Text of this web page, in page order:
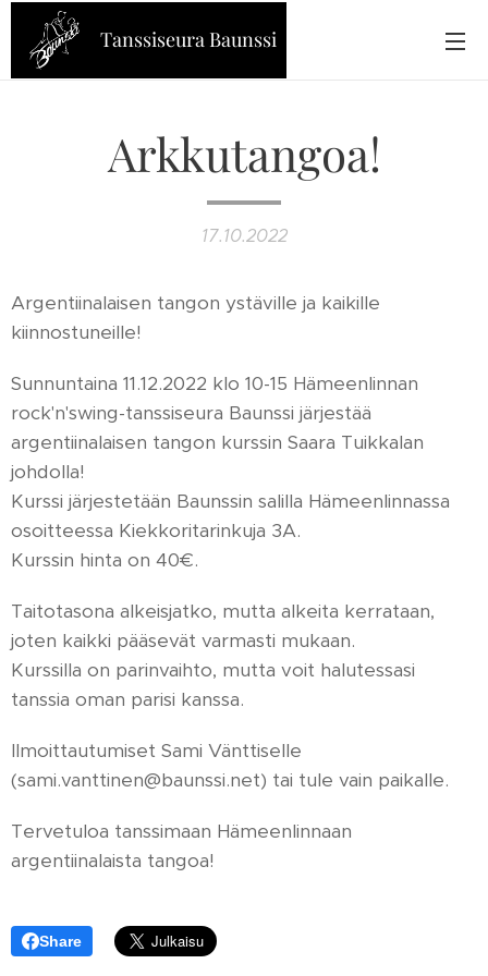
Tanssiseura Baunssi
Arkkutangoa!
17.10.2022
Argentiinalaisen tangon ystäville ja kaikille
kiinnostuneille!
Sunnuntaina 11.12.2022 klo 10-15 Hämeenlinnan
rock'n'swing-tanssiseura Baunssi järjestää
argentiinalaisen tangon kurssin Saara Tuikkalan
johdolla!
Kurssi järjestetään Baunssin salilla Hämeenlinnassa
osoitteessa Kiekkoritarinkuja 3A.
Kurssin hinta on 40€.
Taitotasona alkeisjatko, mutta alkeita kerrataan,
joten kaikki pääsevät varmasti mukaan.
Kurssilla on parinvaihto, mutta voit halutessasi
tanssia oman parisi kanssa.
Ilmoittautumiset Sami Vänttiselle
(sami.vanttinen@baunssi.net) tai tule vain paikalle.
Tervetuloa tanssimaan Hämeenlinnaan
argentiinalaista tangoa!
Share